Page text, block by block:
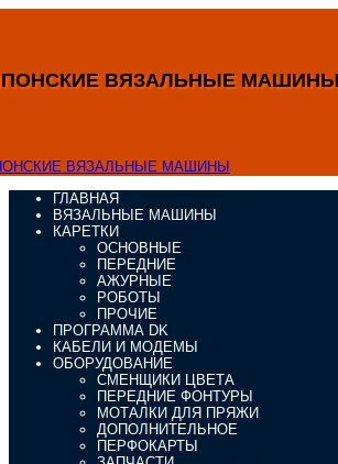
ВЯЗАЛЬНЫЕ
ГЛАВНАЯ
ВЯЗАЛЬНЫЕ МАШИНЫ
КАРЕТКИ
ОСНОВНЫЕ
ПЕРЕДНИЕ
АЖУРНЫЕ
РОБОТЫ
ПРОЧИЕ
ПРОГРАММА DK
КАБЕЛИ И МОДЕМЫ
ОБОРУДОВАНИЕ
СМЕНЩИКИ ЦВЕТА
ПЕРЕДНИЕ ФОНТУРЫ
МОТАЛКИ ДЛЯ ПРЯЖИ
ДОПОЛНИТЕЛЬНОЕ
ПЕРФОКАРТЫ